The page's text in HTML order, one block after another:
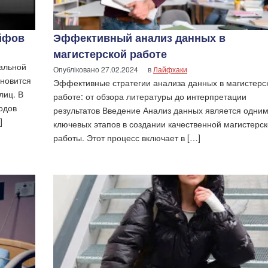
В
Эффективный анализ данных в
магистерской работе
Опубліковано27.02.2024 в Лайфхаки
Эффективные стратегии анализа данных в
работе: от обзора литературы до интерпретации
результатов Введение Анализ данных является
ключевых этапов в создании качественной
работы. Этот процесс включает в […]